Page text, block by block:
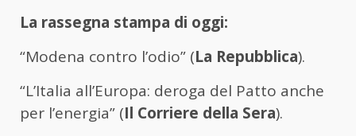
La rassegna stampa di oggi:
“Modena contro l’odio” (La Repubblica).
“L’Italia all’Europa: deroga del Patto anche
per l’energia” (Il Corriere della Sera).